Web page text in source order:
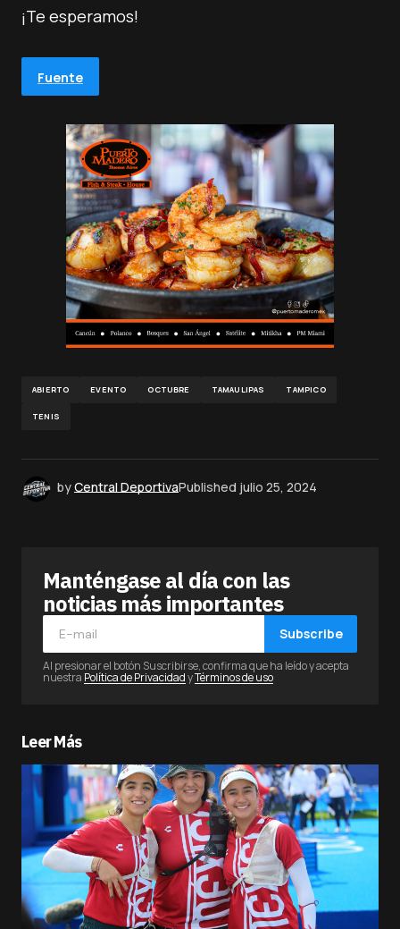
¡Te esperamos!
Fuente
ABIERTO EVENTO OCTUBRE TAMAULIPAS TAMPICO
TENIS
byCentral DeportivaPublished julio 25, 2024
Manténgase al día con las
noticias más importantes
Subscribe
Al presionar el botón Suscribirse, confirma que ha leído y acepta
nuestra Política de PrivacidadyTérminos de uso
Leer Más